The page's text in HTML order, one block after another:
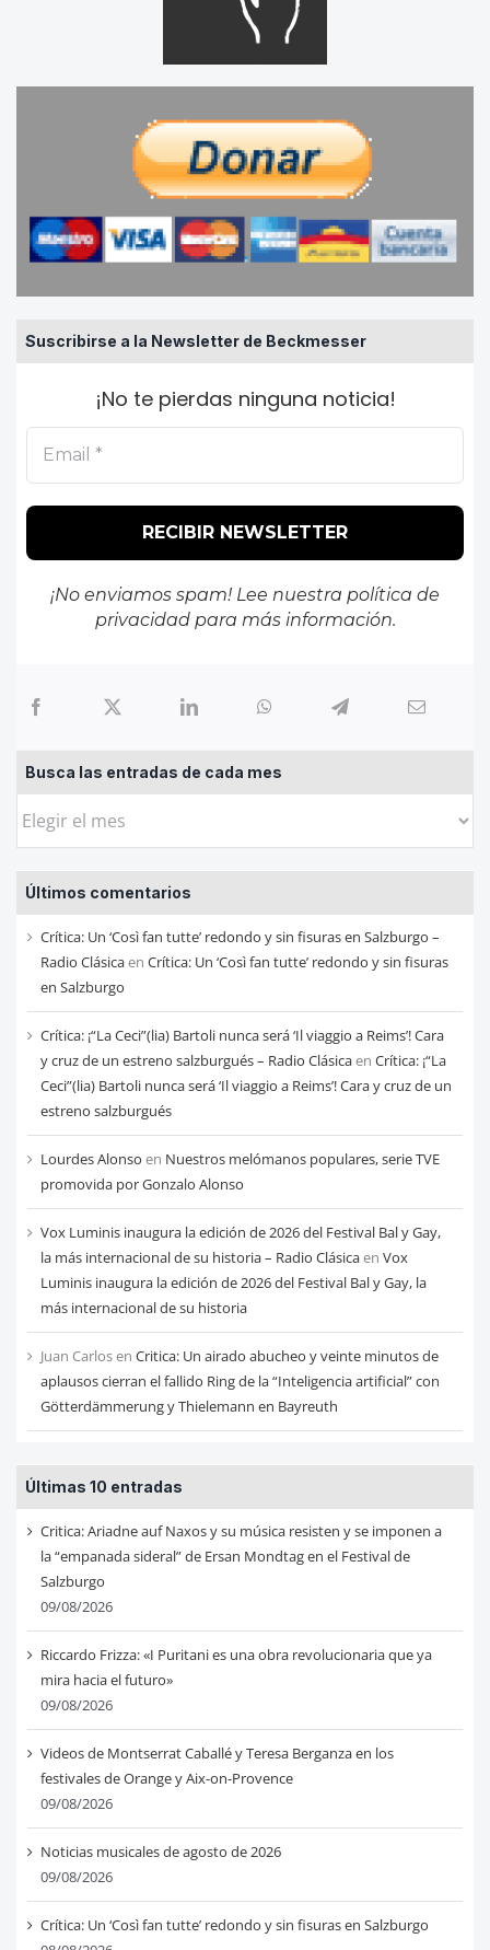
Suscribirse a la Newsletter de Beckmesser
¡No te pierdas ninguna noticia!
¡No enviamos spam! Lee nuestra política de
privacidadpara más información.
Busca las entradas de cada mes
Busca
entradas
de
cada
mes
Últimos comentarios
Crítica: Un ‘Così fan tutte’ redondo y sin fisuras en Salzburgo –
Radio Clásicaen Crítica: Un ‘Così fan tutte’ redondo y sin fisuras
en Salzburgo
Crítica: ¡“La Ceci”(lia) Bartoli nunca será ‘Il viaggio a Reims’! Cara
y cruz de un estreno salzburgués – Radio Clásicaen Crítica: ¡“La
Ceci”(lia) Bartoli nunca será ‘Il viaggio a Reims’! Cara y cruz de un
estreno salzburgués
Lourdes Alonso en Nuestros melómanos populares, serie TVE
promovida por Gonzalo Alonso
Vox Luminis inaugura la edición de 2026 del Festival Bal y Gay,
la más internacional de su historia – Radio Clásicaen Vox
Luminis inaugura la edición de 2026 del Festival Bal y Gay, la
más internacional de su historia
Juan Carlosen Critica: Un airado abucheo y veinte minutos de
aplausos cierran el fallido Ring de la “Inteligencia artificial” con
Götterdämmerung y Thielemann en Bayreuth
Últimas 10 entradas
Critica: Ariadne auf Naxos y su música resisten y se imponen a
la “empanada sideral” de Ersan Mondtag en el Festival de
Salzburgo
09/08/2026
Riccardo Frizza: «I Puritani es una obra revolucionaria que ya
mira hacia el futuro»
09/08/2026
Videos de Montserrat Caballé y Teresa Berganza en los
festivales de Orange y Aix-on-Provence
09/08/2026
Noticias musicales de agosto de 2026
09/08/2026
Crítica: Un ‘Così fan tutte’ redondo y sin fisuras en Salzburgo